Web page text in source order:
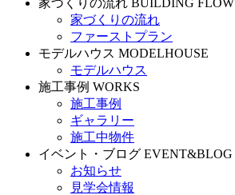
家づくりの流れ
ファーストプラン
モデルハウス MODELHOUSE
モデルハウス
施工事例 WORKS
施工事例
ギャラリー
施工中物件
イベント・ブログ EVENT&BLOG
お知らせ
見学会情報